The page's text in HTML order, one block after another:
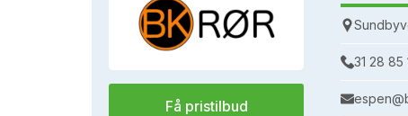
Få pristilbud
31 28 85